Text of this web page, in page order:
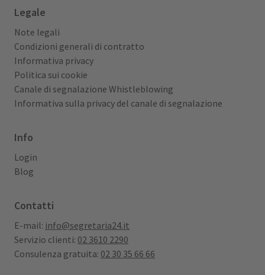
Legale
Note legali
Condizioni generali di contratto
Informativa privacy
Politica sui cookie
Canale di segnalazione Whistleblowing
Informativa sulla privacy del canale di segnalazione
Info
Login
Blog
Contatti
E-mail: info@segretaria24.it
Servizio clienti: 02 3610 2290
Consulenza gratuita: 02 30 35 66 66